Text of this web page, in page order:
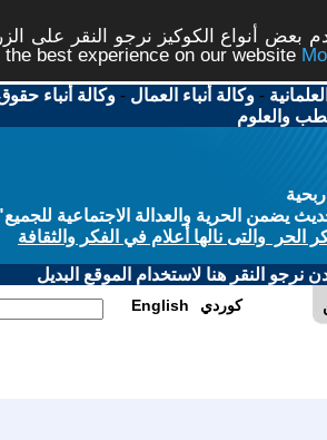
بعض أنواع الكوكيز نرجو النقر على
best experience on our website
-وكالة أنباء العمال -وكالة أنباء
والعلوم
الحرية والعدالة الاجتماعية للجميع
والتى نالها أعلام في الفكر والثقافة
نرجو النقر هنا لاستخدام الموقع البديل
English كوردي